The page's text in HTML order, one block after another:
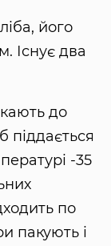
його
Існує два
до
піддається
-35
по
пакують і